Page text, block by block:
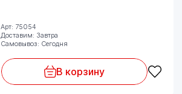
Арт: 75054
Доставим: Завтра
Самовывоз: Сегодня
В корзину